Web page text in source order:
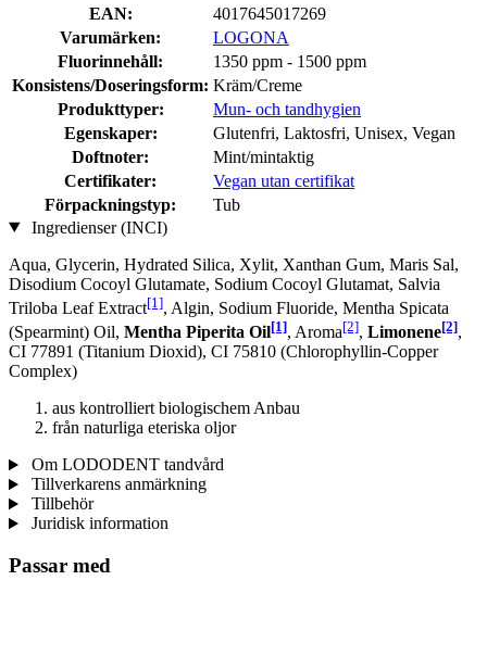
EAN:
4017645017269
Varumärken:
LOGONA
Fluorinnehåll:
1350 ppm - 1500 ppm
Konsistens/Doseringsform: Kräm/Creme
Produkttyper:
Mun- och tandhygien
Egenskaper:
Glutenfri, Laktosfri, Unisex, Vegan
Doftnoter:
Mint/mintaktig
Certifikater:
Vegan utan certifikat
Förpackningstyp:
Tub
Ingredienser (INCI)
Aqua, Glycerin, Hydrated Silica, Xylit, Xanthan Gum, Maris Sal,
Disodium Cocoyl Glutamate, Sodium Cocoyl Glutamat, Salvia
Triloba Leaf Extract[1], Algin, Sodium Fluoride, Mentha Spicata
(Spearmint) Oil, Mentha Piperita Oil[1], Aroma[2], Limonene[2],
CI 77891 (Titanium Dioxid), CI 75810 (Chlorophyllin-Copper
Complex)
aus kontrolliert biologischem Anbau
från naturliga eteriska oljor
Om LODODENT tandvård
Tillverkarens anmärkning
Tillbehör
Juridisk information
Passar med